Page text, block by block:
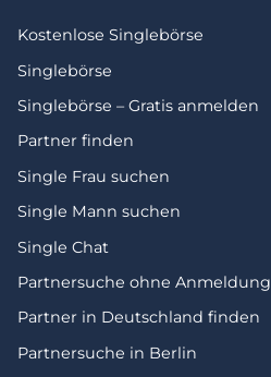
Kostenlose Singlebörse
Singlebörse
Singlebörse – Gratis anmelden
Partner finden
Single Frau suchen
Single Mann suchen
Single Chat
Partnersuche ohne Anmeldung
Partner in Deutschland finden
Partnersuche in Berlin